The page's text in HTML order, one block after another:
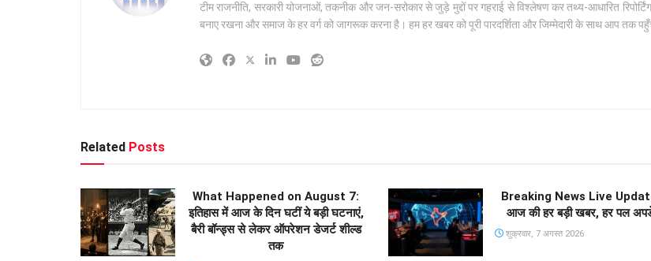
टीम राजनीति, सरकारी योजनाओं, तकनीक और जन-सरोकार से जुड़े मुद्दों पर गहराई से विश्लेषण कर तथ्य-आधारित
बनाए रखना और समाज के हर वर्ग को जागरूक करना है। हम हर खबर को पूरी पारदर्शिता और जिम्मेदारी के साथ आप तक
Related Posts
What Happened on August 7:
इतिहास में आज के दिन घटीं ये बड़ी घटनाएं,
बैरी बॉन्ड्स से लेकर ऑपरेशन डेजर्ट शील्ड
तक
Breaking News Live
आज की हर बड़ी खबर, हर पल
शुक्रवार, 7 अगस्त 2026